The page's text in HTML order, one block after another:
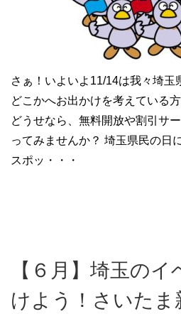
さぁ！いよいよ11/14は我々埼玉
どこかへお出かけを考えている
どうせなら、無料開放や割引サ
ってみませんか？ 埼玉県民の日
スポッ・・・
【６月】埼玉の
けよう！さいたま